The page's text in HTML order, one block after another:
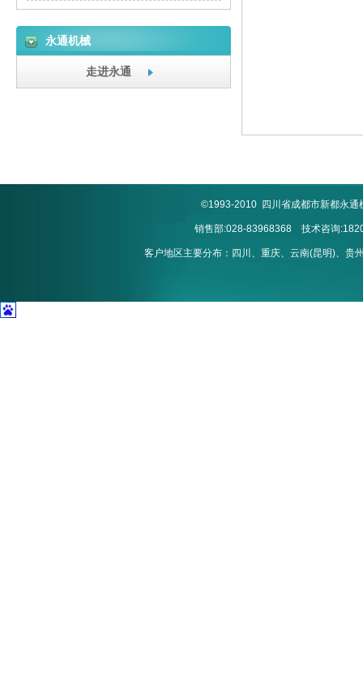
永通机械
走进永通
©1993-2010 四川省成都市新都永
销售部:028-83968368 技术咨询
客户地区主要分布：四川、重庆、云南(昆明)、贵